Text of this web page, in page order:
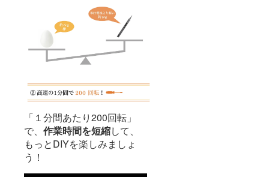
「１分間あたり200回転」
で、 作業時間を短縮して、
もっとDIYを楽しみましょ
う！